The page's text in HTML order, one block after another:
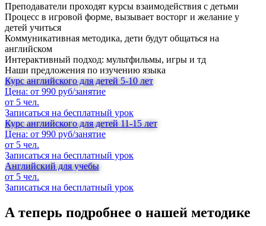
Преподаватели проходят курсы взаимодействия с детьми
Процесс в игровой форме, вызывает восторг и желание у
детей учиться
Коммуникативная методика, дети будут общаться на
английском
Интерактивный подход: мультфильмы, игры и тд
Наши предложения по изучению языка
Курс английского для детей 5-10 лет
Цена: от 990 руб/занятие
от 5 чел.
Записаться на бесплатный урок
Курс английского для детей 11-15 лет
Цена: от 990 руб/занятие
от 5 чел.
Записаться на бесплатный урок
Английский для учебы
от 5 чел.
Записаться на бесплатный урок
А теперь подробнее о нашей методике